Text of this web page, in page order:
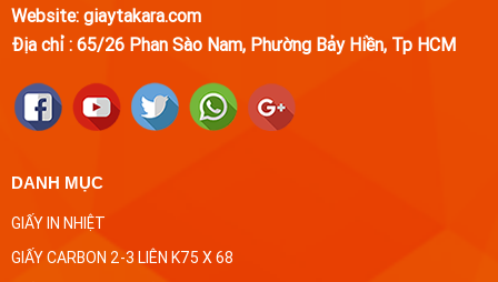
Website: giaytakara.com
Địa chỉ : 65/26 Phan Sào Nam, Phường Bảy Hiền, Tp HCM
DANH MỤC
GIẤY IN NHIỆT
GIẤY CARBON 2-3 LIÊN K75 X 68